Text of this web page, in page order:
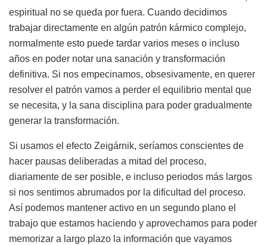
espiritual no se queda por fuera. Cuando decidimos
trabajar directamente en algún patrón kármico complejo,
normalmente esto puede tardar varios meses o incluso
años en poder notar una sanación y transformación
definitiva. Si nos empecinamos, obsesivamente, en querer
resolver el patrón vamos a perder el equilibrio mental que
se necesita, y la sana disciplina para poder gradualmente
generar la transformación.
Si usamos el efecto Zeigárnik, seríamos conscientes de
hacer pausas deliberadas a mitad del proceso,
diariamente de ser posible, e incluso periodos más largos
si nos sentimos abrumados por la dificultad del proceso.
Así podemos mantener activo en un segundo plano el
trabajo que estamos haciendo y aprovechamos para poder
memorizar a largo plazo la información que vayamos